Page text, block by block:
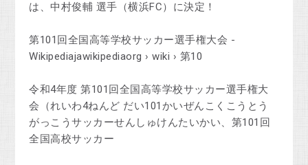
は、中村俊輔 選手（横浜FC）に決定！
第101回全国高等学校サッカー選手権大会 -
Wikipediajawikipediaorg › wiki › 第10
令和4年度 第101回全国高等学校サッカー選手権大
会（れいわ4ねんど だい101かいぜんこくこうとう
がっこうサッカーせんしゅけんたいかい、第101回
全国高校サッカー